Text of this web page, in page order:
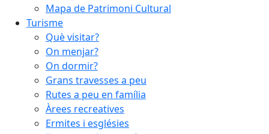
Mapa de Patrimoni Cultural
Turisme
Què visitar?
On menjar?
On dormir?
Grans travesses a peu
Rutes a peu en família
Àrees recreatives
Ermites i esglésies